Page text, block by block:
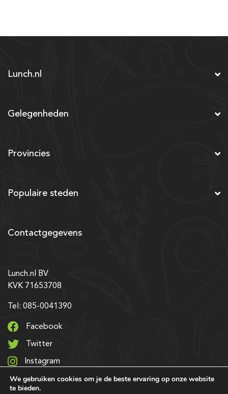
Lunch.nl
Gelegenheden
Provincies
Populaire steden
Contactgegevens
Lunch.nl BV
KVK 71653708
Tel: 085-0041390
Facebook
Twitter
Instagram
LinkedIn
We gebruiken cookies om je de beste ervaring op onze website
te bieden.